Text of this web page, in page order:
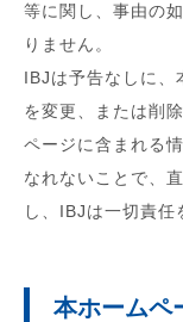
等に関し、事由の
りません。
IBJは予告なしに、
を変更、または削
ページに含まれる
なれないことで、
し、IBJは一切責任
本ホームペ